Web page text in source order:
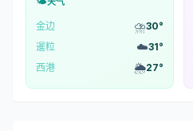
金边 ⛈️30°
暹粒
☁️31°
西港
🌦️27°